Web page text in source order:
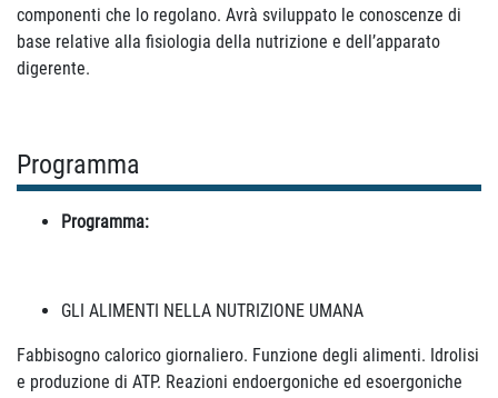
componenti che lo regolano. Avrà sviluppato le conoscenze di
base relative alla fisiologia della nutrizione e dell’apparato
digerente.
Programma
Programma:
GLI ALIMENTI NELLA NUTRIZIONE UMANA
Fabbisogno calorico giornaliero. Funzione degli alimenti. Idrolisi
e produzione di ATP. Reazioni endoergoniche ed esoergoniche